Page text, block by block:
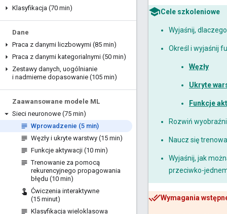
Klasyfikacja (70 min)
Dane
Praca z danymi liczbowymi (85 min)
Praca z danymi kategorialnymi (50 min)
Zestawy danych, uogólnianie
i nadmierne dopasowanie (105 min)
Zaawansowane modele ML
Sieci neuronowe (75 min)
Wprowadzenie (5 min)
Węzły i ukryte warstwy (15 min)
Funkcje aktywacji (10 min)
Trenowanie za pomocą
rekurencyjnego propagowania
błędu (10 min)
Ćwiczenia interaktywne
(15 minut)
Klasyfikacja wieloklasowa
Cele szkoleniowe
Wyjaśnij,
Określ i wyjaśnij
Węzły
Ukryte
Funkcje
Rozwiń
Naucz się
Wyjaśnij, jak
przeciwko-
Wymagania